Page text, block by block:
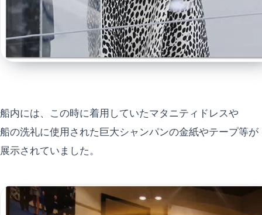
船内には、この時に着用していたマタニティドレスや
船の洗礼に使用された巨大シャンパンの金紙やテープ等が
展示されていました。